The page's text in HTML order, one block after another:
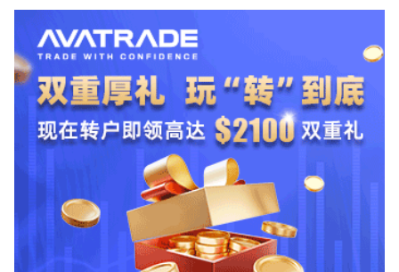
+千万保险加持的全球知名经纪商，特别适
合活跃交易者和股票CFD投资者。通过
TMGM官网交易资讯了解，周三亚洲交易
时段,油价暴跌逾6%,布伦特原油跌破每桶
100美元